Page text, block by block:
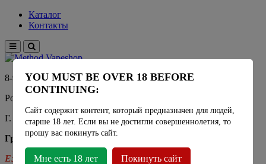
Каталог
Контакты
8-915-450-21-92
Розничный магазин Method Vapeshop
Г. Москва, улица Южнобутовская 36
График работы
Ежедневно - 11:00 - 21:00
YOU MUST BE OVER 18 BEFORE
CONTINUING:
Сайт содержит контент, который предназначен для людей,
старше 18 лет. Если вы не достигли совершеннолетия, то
прошу вас покинуть сайт.
Мне есть 18 лет Покинуть сайт